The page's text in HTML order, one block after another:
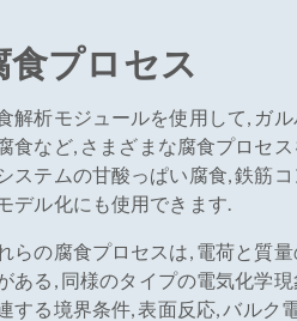
食プロセス
解析モジュールを使用して, ガ
食など, さまざまな腐食プロセ
ステムの甘酸っぱい腐食, 鉄筋
デル化にも使用できます.
らの腐食プロセスは, 電荷と質
ある, 同様のタイプの電気化学
する境界条件, 表面反応, バルク